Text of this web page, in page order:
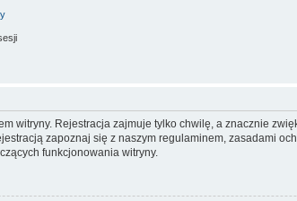
witryny. Rejestracja zajmuje tylko chwilę, a znacznie
zapoznaj się z naszym regulaminem, zasadami
funkcjonowania witryny.